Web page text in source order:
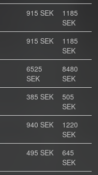
915 SEK
1185
SEK
915 SEK
1185
SEK
6525
SEK
8480
SEK
385 SEK
505
SEK
940 SEK
1220
SEK
495 SEK
645
SEK